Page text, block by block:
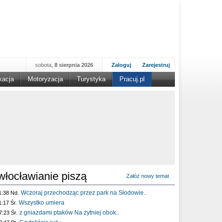
Zaloguj Zarejestruj
sobota, 8 sierpnia 2026
Motoryzacja Turystyka Pracuj.pl
piszą Załóż nowy temat
Nd. Wczoraj przechodząc przez park na Słodowie..
Śr. Wszystko umiera
Śr. z gniazdami ptaków Na żytniej obok..